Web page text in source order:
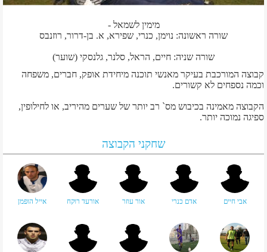
מימין לשמאל -
שורה ראשונה: נוימן, כנרי, שפירא, א. בן-דרור, רוזנבס
שורה שניה: חיים, הראל, סלנר, גלנסקי (שוער)
קבוצה המורכבת בעיקר מאנשי תוכנה מיחידת אופק, חברים, משפחה
וכמה נספחים לא קשורים.
הקבוצה מאמינה בכיבוש מס` רב יותר של שערים מהיריב, או לחילופין,
ספיגה נמוכה יותר.
שחקני הקבוצה
אבי חיים אדם כנרי אור עוזר אורעד רוקח אייל הופמן